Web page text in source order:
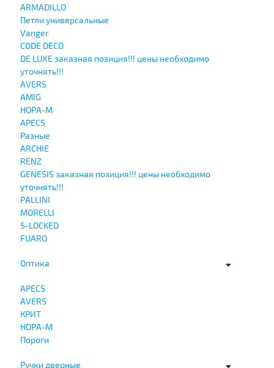
ARMADILLO
Петли универсальные
Vanger
CODE DECO
DE LUXE заказная позиция!!! цены необходимо
уточнять!!!
AVERS
AMIG
НОРА-М
APECS
Разные
ARCHIE
RENZ
GENESIS заказная позиция!!! цены необходимо
уточнять!!!
PALLINI
MORELLI
S-LOCKED
FUARO
Оптика
APECS
AVERS
КРИТ
НОРА-М
Пороги
Ручки дверные